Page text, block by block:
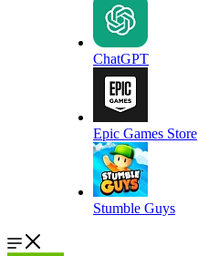
ChatGPT
Epic Games Store
Stumble Guys